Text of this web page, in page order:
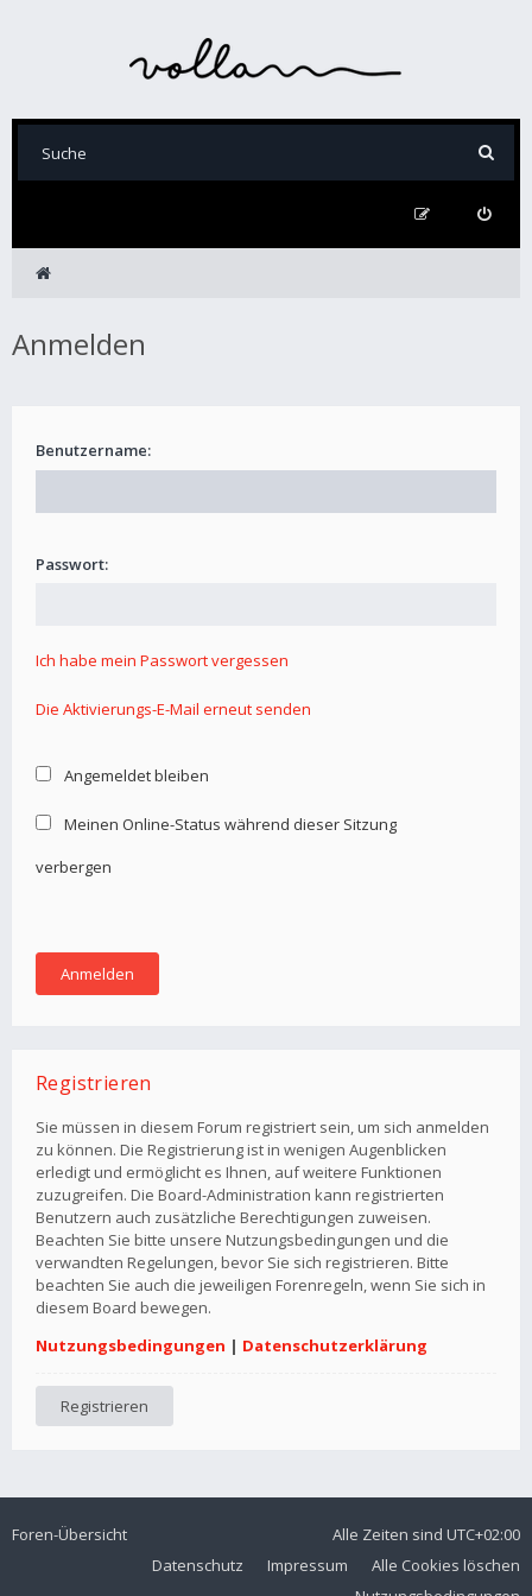
Anmelden
Benutzername:
Passwort:
Ich habe mein Passwort vergessen
Die Aktivierungs-E-Mail erneut senden
Angemeldet bleiben
Meinen Online-Status während dieser Sitzung
verbergen
Registrieren
Sie müssen in diesem Forum registriert sein, um sich anmelden
zu können. Die Registrierung ist in wenigen Augenblicken
erledigt und ermöglicht es Ihnen, auf weitere Funktionen
zuzugreifen. Die Board-Administration kann registrierten
Benutzern auch zusätzliche Berechtigungen zuweisen.
Beachten Sie bitte unsere Nutzungsbedingungen und die
verwandten Regelungen, bevor Sie sich registrieren. Bitte
beachten Sie auch die jeweiligen Forenregeln, wenn Sie sich in
diesem Board bewegen.
Nutzungsbedingungen | Datenschutzerklärung
Registrieren
Foren-Übersicht Alle Zeiten sind UTC+02:00
Alle Cookies löschen
Impressum
Datenschutz